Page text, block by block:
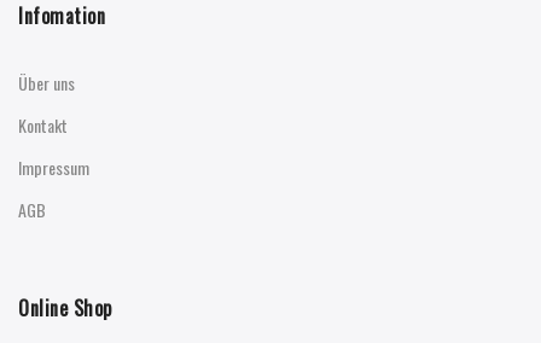
Infomation
Über uns
Kontakt
Impressum
AGB
Online Shop